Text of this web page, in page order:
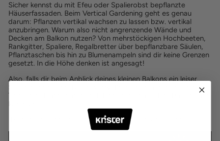
Sicher kennst du mit Efeu oder Spalierobst bepflanzte
Häuserfassaden. Beim Vertical Gardening geht es genau
darum: Pflanzen vertikal wachsen zu lassen bzw. vertikal
anzubringen. Warum also nicht angrenzende Wände und
Decken am Balkon nutzen? Von mehrstöckigen Hochbeeten,
Rankgitter, Spaliere, Regalbretter über bepflanzbare Säulen,
Pflanztaschen bis hin zu Blumenampeln sind dir keine Grenzen
gesetzt. In die Höhe denken ist angesagt!
Also, falls dir beim Anblick deines kleinen Balkons ein leiser
Tipps zum Platz sparen und der Sommer auf dem Balkon kann
Hier unsere Tipps nochmal in der schnellen Übersicht: